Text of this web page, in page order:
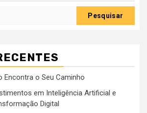
Pesquisar
Encontra o Seu Caminho
em Inteligência Artificial e
Digital